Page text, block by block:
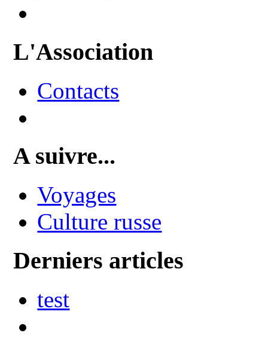
L'Association
Contacts
A suivre...
Voyages
Culture russe
Derniers articles
test